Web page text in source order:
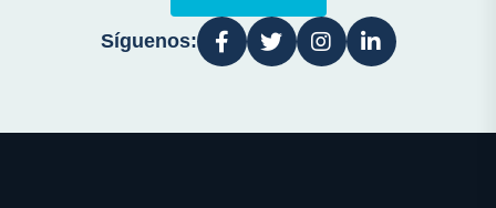
Síguenos: